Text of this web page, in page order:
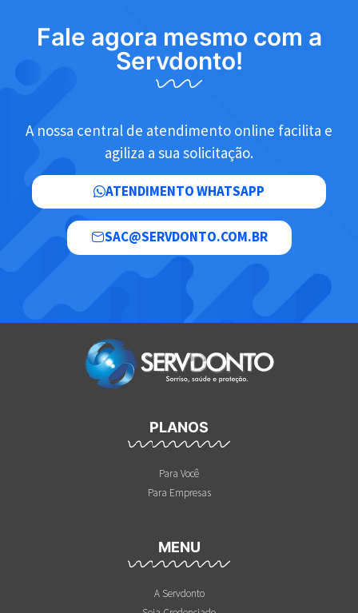
Fale agora mesmo com a
Servdonto!
A nossa central de atendimento online facilita e
agiliza a sua solicitação.
ATENDIMENTO WHATSAPP
SAC@SERVDONTO.COM.BR
PLANOS
Para Você
Para Empresas
MENU
A Servdonto